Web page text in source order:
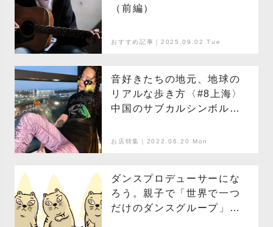
（前編）
おすすめ記事｜2025.09.02 Tue
音好きたちの地元、地球の
リアルな歩き方〈#8上海〉
中国のサブカルシンボル的
な中国庭園を巡る
お店特集｜2022.06.20 Mon
ダンスプロデューサーにな
ろう。親子で「世界で一つ
だけのダンスグループ」を